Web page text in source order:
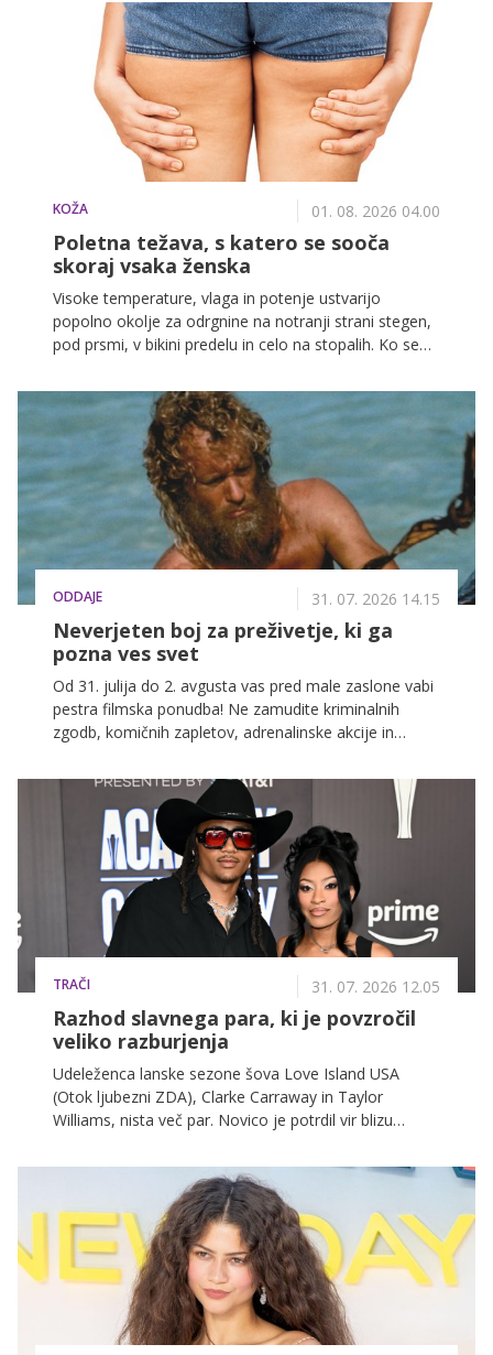
KOŽA 01. 08. 2026 04.00
Poletna težava, s katero se sooča
skoraj vsaka ženska
Visoke temperature, vlaga in potenje ustvarijo
popolno okolje za odrgnine na notranji strani stegen,
pod prsmi, v bikini predelu in celo na stopalih. Ko se
rdečina, pekoč občutek in boleče ranice. To je ena
najpogostejših poletnih težav, še posebej v obdobjih,
ko se temperature dvignejo nad 30 stopinj. Več o
rešitvah si lahko preberete v nadaljevanju.
ODDAJE 31. 07. 2026 14.15
Neverjeten boj za preživetje, ki ga
pozna ves svet
Od 31. julija do 2. avgusta vas pred male zaslone vabi
pestra filmska ponudba! Ne zamudite kriminalnih
zgodb, komičnih zapletov, adrenalinske akcije in
TRAČI 31. 07. 2026 12.05
Razhod slavnega para, ki je povzročil
veliko razburjenja
Udeleženca lanske sezone šova Love Island USA
(Otok ljubezni ZDA), Clarke Carraway in Taylor
Williams, nista več par. Novico je potrdil vir blizu